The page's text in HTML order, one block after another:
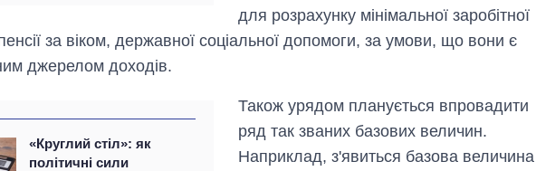
для розрахунку мінімальної заробітної
за віком, державної соціальної допомоги, за умови, що вони є
джерелом доходів.
«Круглий стіл»: як
політичні сили
Також урядом планується впровадити
ряд так званих базових величин.
Наприклад, з'явиться базова величина